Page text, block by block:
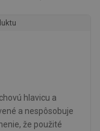
hlavicu a
a nespôsobuje
že použité